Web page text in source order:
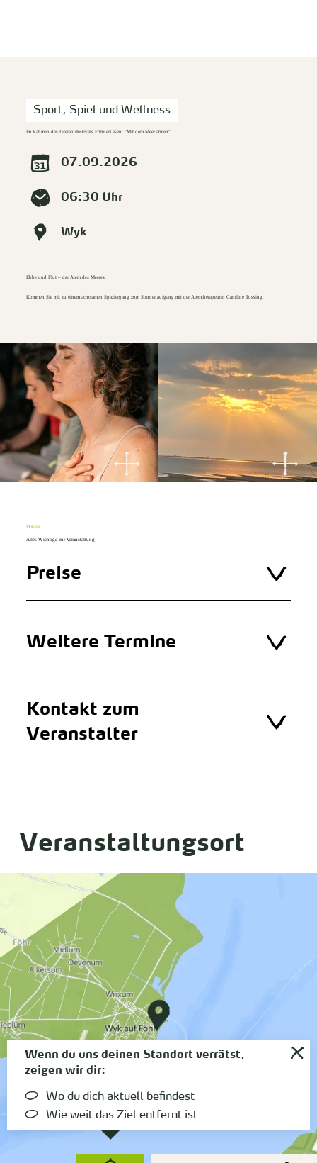
Sport, Spiel und Wellness
Im Rahmen des Literaturfestivals Föhr erLesen: "Mit dem Meer atmen"
07.09.2026
06:30 Uhr
Wyk
Ebbe und Flut – der Atem des Meeres.
Kommen Sie mit zu einem achtsamen Spaziergang zum Sonnenaufgang mit der Atemtherapeutin Caroline Tussing.
Details
Alles Wichtige zur Veranstaltung
Preise
Weitere Termine
Kontakt zum
Veranstalter
Veranstaltungsort
Wenn du uns deinen Standort verrätst,
zeigen wir dir:
Wo du dich aktuell befindest
Wie weit das Ziel entfernt ist